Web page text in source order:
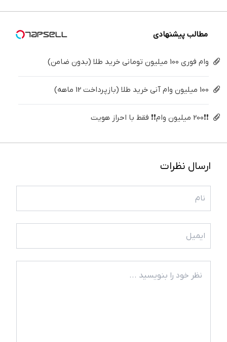
کن
کننده
مطالب پیشنهادی
وام فوری 100 میلیون تومانی خرید طلا (بدون ضامن)
100 میلیون وام آنی خرید طلا (بازپرداخت 12 ماهه)
❗❗200 میلیون وام❗❗ فقط با احراز هویت
ارسال نظرات